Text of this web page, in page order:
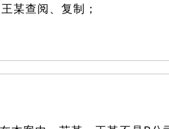
某查阅、复制；